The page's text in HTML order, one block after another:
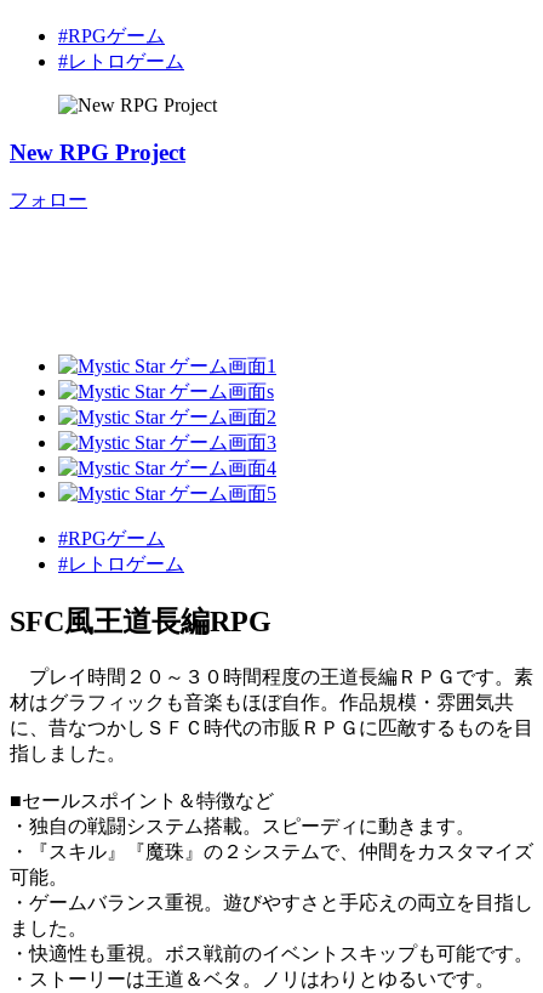
#RPGゲーム
#レトロゲーム
New RPG Project
フォロー
#RPGゲーム
#レトロゲーム
SFC風王道長編RPG
プレイ時間２０～３０時間程度の王道長編ＲＰＧです。素
材はグラフィックも音楽もほぼ自作。作品規模・雰囲気共
に、昔なつかしＳＦＣ時代の市販ＲＰＧに匹敵するものを目
指しました。
■セールスポイント＆特徴など
・独自の戦闘システム搭載。スピーディに動きます。
・『スキル』『魔珠』の２システムで、仲間をカスタマイズ
可能。
・ゲームバランス重視。遊びやすさと手応えの両立を目指し
ました。
・快適性も重視。ボス戦前のイベントスキップも可能です。
・ストーリーは王道＆ベタ。ノリはわりとゆるいです。